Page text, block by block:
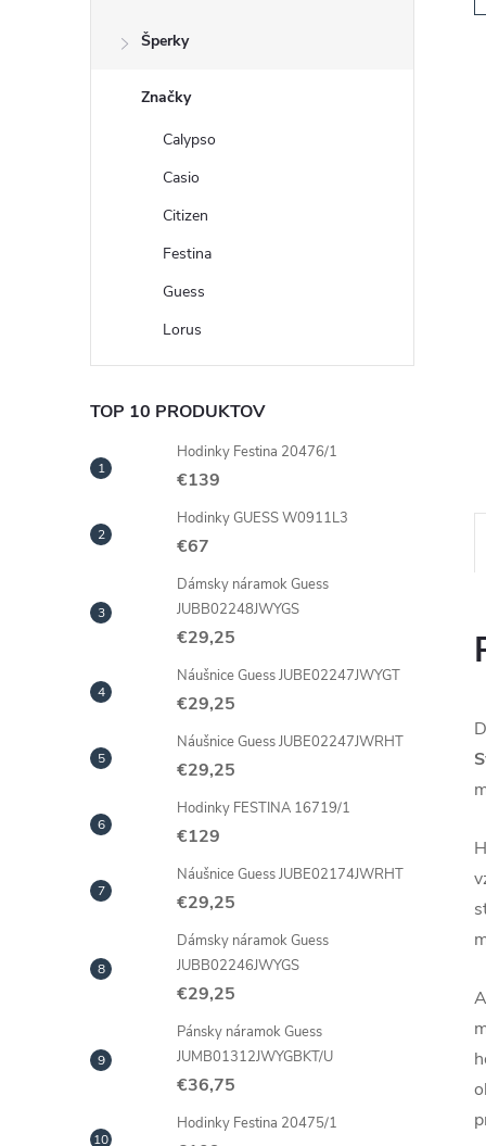
Šperky
Značky
Calypso
Casio
Citizen
Festina
Guess
Lorus
TOP 10 PRODUKTOV
Hodinky Festina 20476/1
€139
Hodinky GUESS W0911L3
€67
Dámsky náramok Guess
JUBB02248JWYGS
€29,25
Náušnice Guess JUBE02247JWYGT
€29,25
Náušnice Guess JUBE02247JWRHT
€29,25
Hodinky FESTINA 16719/1
€129
Náušnice Guess JUBE02174JWRHT
€29,25
Dámsky náramok Guess
JUBB02246JWYGS
€29,25
Pánsky náramok Guess
JUMB01312JWYGBKT/U
€36,75
Hodinky Festina 20475/1